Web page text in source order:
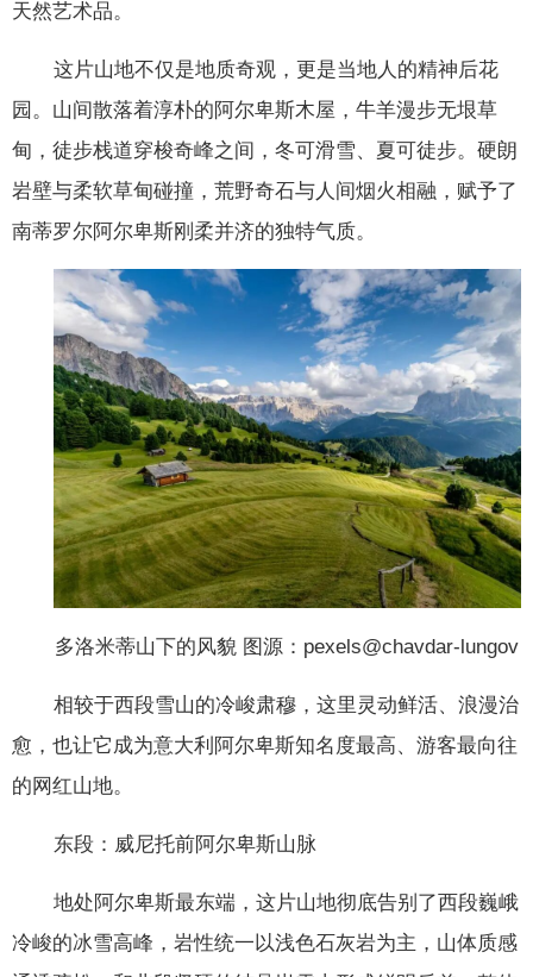
天然艺术品。
这片山地不仅是地质奇观，更是当地人的精神后花
园。山间散落着淳朴的阿尔卑斯木屋，牛羊漫步无垠草
甸，徒步栈道穿梭奇峰之间，冬可滑雪、夏可徒步。硬朗
岩壁与柔软草甸碰撞，荒野奇石与人间烟火相融，赋予了
南蒂罗尔阿尔卑斯刚柔并济的独特气质。
多洛米蒂山下的风貌 图源：pexels@chavdar-lungov
相较于西段雪山的冷峻肃穆，这里灵动鲜活、浪漫治
愈，也让它成为意大利阿尔卑斯知名度最高、游客最向往
的网红山地。
东段：威尼托前阿尔卑斯山脉
地处阿尔卑斯最东端，这片山地彻底告别了西段巍峨
冷峻的冰雪高峰，岩性统一以浅色石灰岩为主，山体质感